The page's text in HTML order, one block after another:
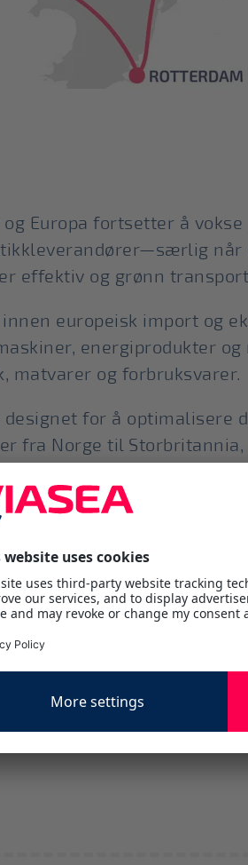
Europa fortsetter å
når
effektiv og grønn
europeisk import og
energiprodukter
matvarer og forbruksvarer.
designet for å
fra Norge til
å redusere utslipp. -
"sjøveien" med fast
Fredrikstad, Larvik og